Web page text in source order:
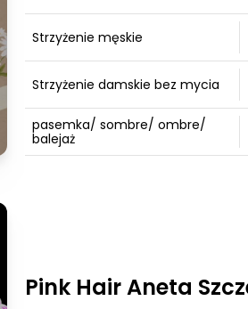
Strzyżenie męskie
Strzyżenie damskie bez mycia
pasemka/ sombre/ ombre/
balejaż
Pink Hair Aneta